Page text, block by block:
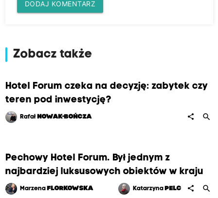
ę
a
a
d
a
k
ó
DODAJ KOMENTARZ
Zobacz także
Hotel Forum czeka na decyzję: zabytek czy
teren pod inwestycję?
Rafał NOWAK-BOŃCZA share search
Pechowy Hotel Forum. Był jednym z
najbardziej luksusowych obiektów w kraju
Marzena FLORKOWSKA Katarzyna PELC share search